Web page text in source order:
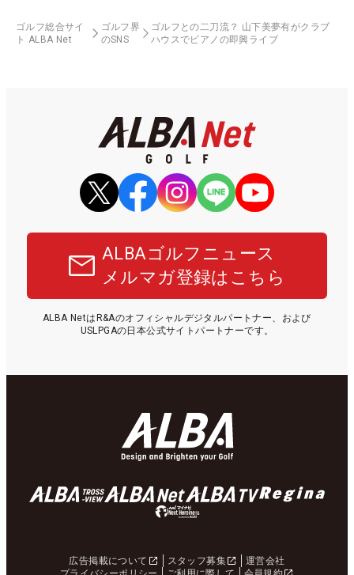
ゴルフ総合サイ
ト ALBA Net
ゴルフ界
のSNS
ゴルフとの二刀流？ 山下美夢有がクラブ
ハウスでピアノの即興ライブ
ALBAゴルフニュース
メルマガ登録はこちら
ALBA NetはR&Aのオフィシャルデジタルパートナー、および
USLPGAの日本公式サイトパートナーです。
広告掲載について スタッフ募集
運営会社